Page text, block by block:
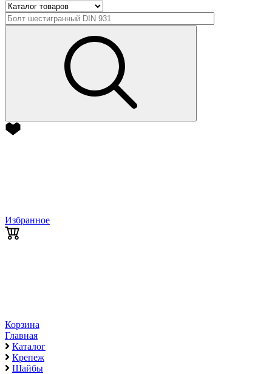
Избранное
Корзина
Главная
Каталог
Крепеж
Шайбы